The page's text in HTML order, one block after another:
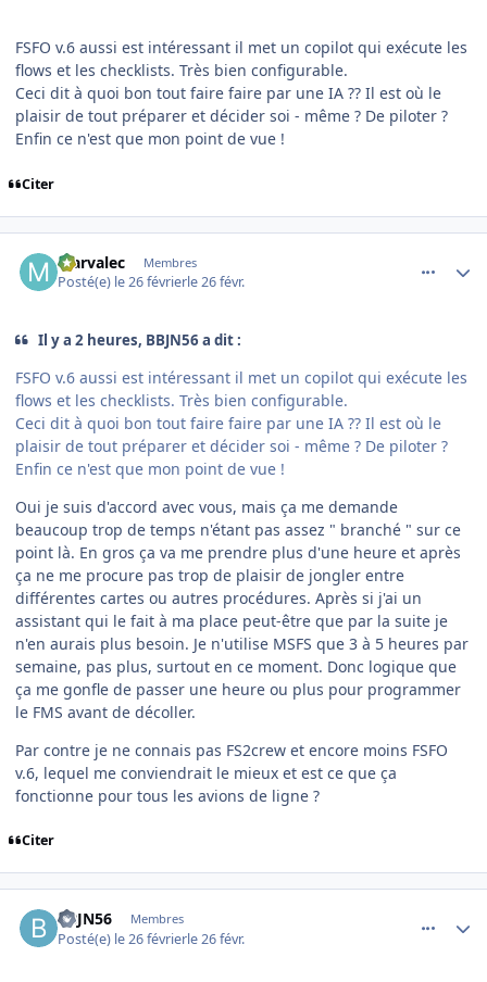
FSFO v.6 aussi est intéressant il met un copilot qui exécute les
flows et les checklists. Très bien configurable.
Ceci dit à quoi bon tout faire faire par une IA ?? Il est où le
plaisir de tout préparer et décider soi - même ? De piloter ?
Enfin ce n'est que mon point de vue !
Citer
Marvalec Membres
Posté(e) le 26 févrierle 26 févr.
Il y a 2 heures, BBJN56 a dit :
FSFO v.6 aussi est intéressant il met un copilot qui exécute les
flows et les checklists. Très bien configurable.
Ceci dit à quoi bon tout faire faire par une IA ?? Il est où le
plaisir de tout préparer et décider soi - même ? De piloter ?
Enfin ce n'est que mon point de vue !
Oui je suis d'accord avec vous, mais ça me demande
beaucoup trop de temps n'étant pas assez " branché " sur ce
point là. En gros ça va me prendre plus d'une heure et après
ça ne me procure pas trop de plaisir de jongler entre
différentes cartes ou autres procédures. Après si j'ai un
assistant qui le fait à ma place peut-être que par la suite je
n'en aurais plus besoin. Je n'utilise MSFS que 3 à 5 heures par
semaine, pas plus, surtout en ce moment. Donc logique que
ça me gonfle de passer une heure ou plus pour programmer
le FMS avant de décoller.
Par contre je ne connais pas FS2crew et encore moins FSFO
v.6, lequel me conviendrait le mieux et est ce que ça
fonctionne pour tous les avions de ligne ?
Citer
BBJN56 Membres
Posté(e) le 26 févrierle 26 févr.